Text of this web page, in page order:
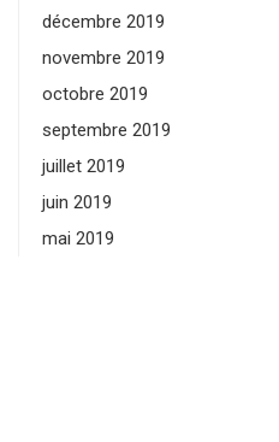
décembre 2019
novembre 2019
octobre 2019
septembre 2019
juillet 2019
juin 2019
mai 2019